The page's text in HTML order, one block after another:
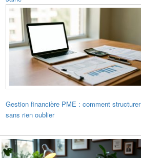
Gestion financière PME : comment structurer
sans rien oublier